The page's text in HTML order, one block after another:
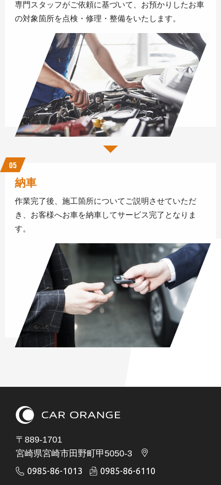
専門スタッフがご依頼に基づいて、お預かりしたお車
の対象箇所を点検・修理・整備をいたします。
05
納車
作業完了後、施工箇所についてご説明させていただ
き、お客様へお車を納車してサービス完了となりま
す。
〒889-1701
宮崎県宮崎市田野町甲5050-3
0985-86-1013
0985-86-6110